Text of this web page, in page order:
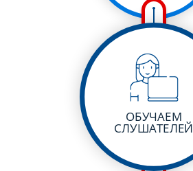
ОБУЧАЕМ
СЛУШАТЕЛЕЙ